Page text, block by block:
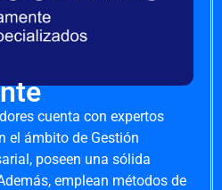
cuenta con expertos
el ámbito de Gestión
poseen una sólida
emplean métodos de